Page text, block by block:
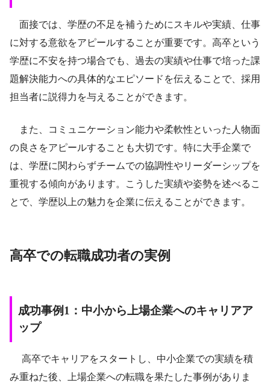
面接では、学歴の不足を補うためにスキルや実績、仕事
に対する意欲をアピールすることが重要です。高卒という
学歴に不安を持つ場合でも、過去の実績や仕事で培った課
題解決能力への具体的なエピソードを伝えることで、採用
担当者に説得力を与えることができます。
また、コミュニケーション能力や柔軟性といった人物面
の良さをアピールすることも大切です。特に大手企業で
は、学歴に関わらずチームでの協調性やリーダーシップを
重視する傾向があります。こうした実績や姿勢を述べるこ
とで、学歴以上の魅力を企業に伝えることができます。
高卒での転職成功者の実例
成功事例1：中小から上場企業へのキャリアア
ップ
高卒でキャリアをスタートし、中小企業での実績を積
み重ねた後、上場企業への転職を果たした事例がありま